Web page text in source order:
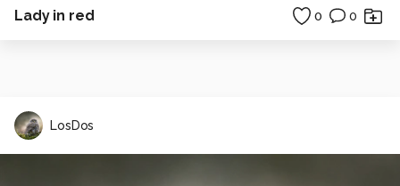
Lady in red 0 0
LosDos